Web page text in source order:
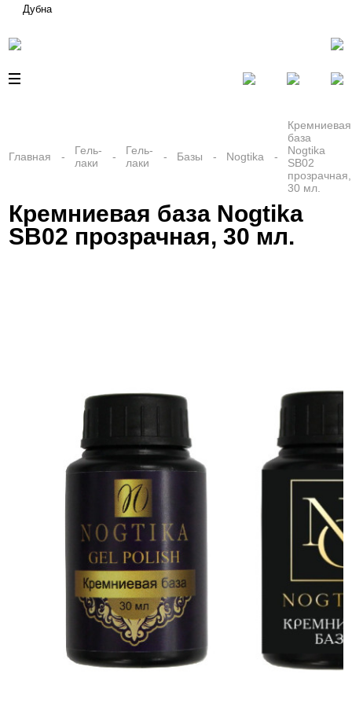
Дубна
Главная
Гель-
лаки
Гель-
лаки
Базы Nogtika
Кремниевая
база
Nogtika
SB02
прозрачная,
30 мл.
Кремниевая база Nogtika
SB02 прозрачная, 30 мл.